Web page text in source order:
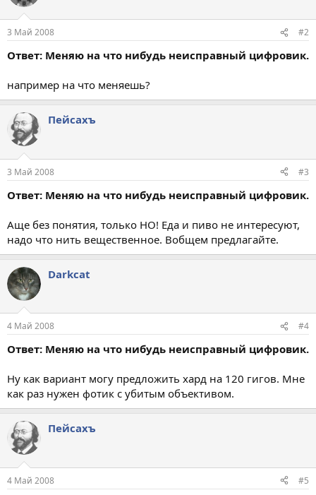
3 Май 2008 #2
Ответ: Меняю на что нибудь неисправный цифровик.
например на что меняешь?
Пейсахъ
3 Май 2008 #3
Ответ: Меняю на что нибудь неисправный цифровик.
Аще без понятия, только НО! Еда и пиво не интересуют,
надо что нить вещественное. Вобщем предлагайте.
Darkcat
4 Май 2008 #4
Ответ: Меняю на что нибудь неисправный цифровик.
Ну как вариант могу предложить хард на 120 гигов. Мне
как раз нужен фотик с убитым объективом.
Пейсахъ
4 Май 2008 #5